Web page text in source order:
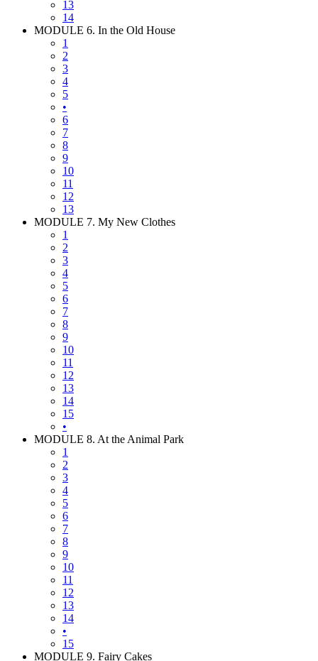
13
14
MODULE 6. In the Old House
1
2
3
4
5
•
6
7
8
9
10
11
12
13
MODULE 7. My New Clothes
1
2
3
4
5
6
7
8
9
10
11
12
13
14
15
•
MODULE 8. At the Animal Park
1
2
3
4
5
6
7
8
9
10
11
12
13
14
•
15
MODULE 9. Fairy Cakes